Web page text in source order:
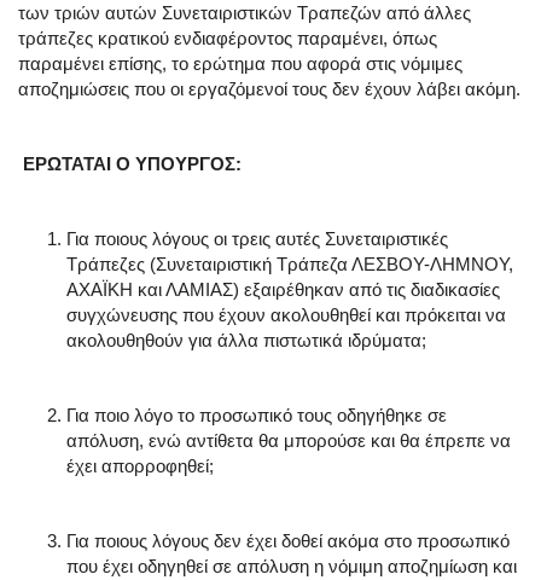
των τριών αυτών Συνεταιριστικών Τραπεζών από άλλες
τράπεζες κρατικού ενδιαφέροντος παραμένει, όπως
παραμένει επίσης, το ερώτημα που αφορά στις νόμιμες
αποζημιώσεις που οι εργαζόμενοί τους δεν έχουν λάβει ακόμη.
ΕΡΩΤΑΤΑΙ Ο ΥΠΟΥΡΓΟΣ:
Για ποιους λόγους οι τρεις αυτές Συνεταιριστικές
Τράπεζες (Συνεταιριστική Τράπεζα ΛΕΣΒΟΥ-ΛΗΜΝΟΥ,
ΑΧΑΪΚΗ και ΛΑΜΙΑΣ) εξαιρέθηκαν από τις διαδικασίες
συγχώνευσης που έχουν ακολουθηθεί και πρόκειται να
ακολουθηθούν για άλλα πιστωτικά ιδρύματα;
Για ποιο λόγο το προσωπικό τους οδηγήθηκε σε
απόλυση, ενώ αντίθετα θα μπορούσε και θα έπρεπε να
έχει απορροφηθεί;
Για ποιους λόγους δεν έχει δοθεί ακόμα στο προσωπικό
που έχει οδηγηθεί σε απόλυση η νόμιμη αποζημίωση και